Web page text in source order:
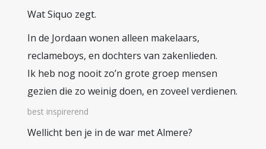
Wat Siquo zegt.
In de Jordaan wonen alleen makelaars,
reclameboys, en dochters van zakenlieden.
Ik heb nog nooit zo’n grote groep mensen
gezien die zo weinig doen, en zoveel verdienen.
best inspirerend
Wellicht ben je in de war met Almere?